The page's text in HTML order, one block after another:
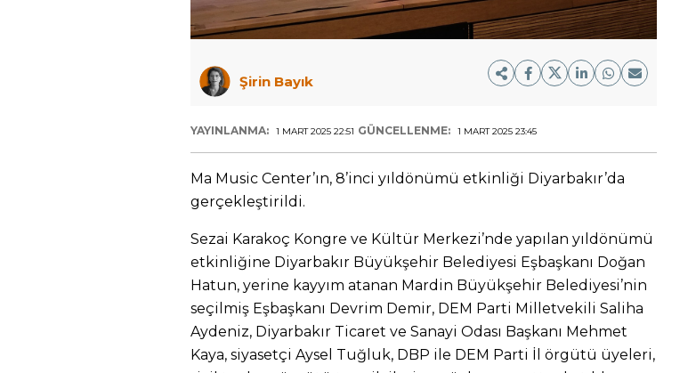
Şirin Bayık
YAYINLANMA: 1 MART 2025 22:51 GÜNCELLENME: 1 MART 2025 23:45
Ma Music Center’ın, 8’inci yıldönümü etkinliği Diyarbakır’da
gerçekleştirildi.
Sezai Karakoç Kongre ve Kültür Merkezi’nde yapılan yıldönümü
etkinliğine Diyarbakır Büyükşehir Belediyesi Eşbaşkanı Doğan
Hatun, yerine kayyım atanan Mardin Büyükşehir Belediyesi’nin
seçilmiş Eşbaşkanı Devrim Demir, DEM Parti Milletvekili Saliha
Aydeniz, Diyarbakır Ticaret ve Sanayi Odası Başkanı Mehmet
Kaya, siyasetçi Aysel Tuğluk, DBP ile DEM Parti İl örgütü üyeleri,